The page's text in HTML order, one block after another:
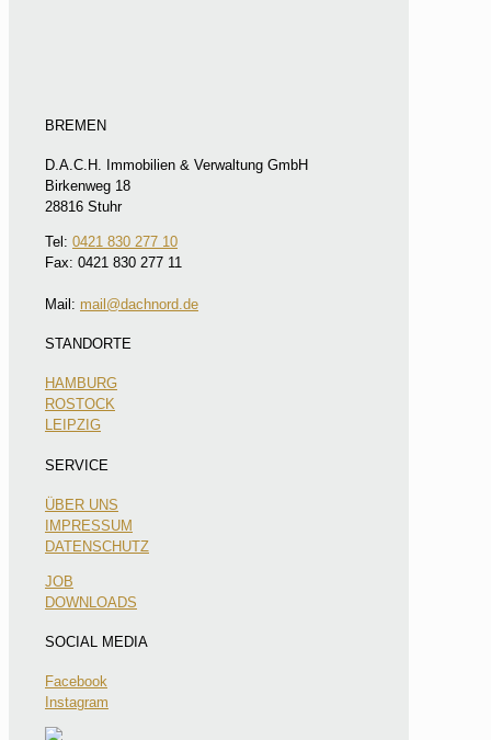
BREMEN
D.A.C.H. Immobilien & Verwaltung GmbH
Birkenweg 18
28816 Stuhr
Tel: 0421 830 277 10
Fax: 0421 830 277 11
Mail: mail@dachnord.de
STANDORTE
HAMBURG
ROSTOCK
LEIPZIG
SERVICE
ÜBER UNS
IMPRESSUM
DATENSCHUTZ
JOB
DOWNLOADS
SOCIAL MEDIA
Facebook
Instagram